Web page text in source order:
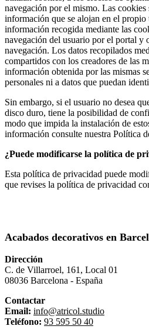
navegación por el mismo. Las
información que se alojan en el
información recogida mediante las
navegación del usuario por el portal y
navegación. Los datos recopilados
compartidos con los creadores de las
información obtenida por las mismas
personales ni a datos que puedan
Sin embargo, si el usuario no desea
disco duro, tiene la posibilidad de
modo que impida la instalación de
información consulte nuestra Política
¿Puede modificarse la política de
Esta política de privacidad puede
que revises la política de privacidad
Acabados decorativos en
Dirección
C. de Villarroel, 161, Local 01
08036 Barcelona - España
Contactar
Email: info@atricol.studio
Teléfono: 93 595 50 40